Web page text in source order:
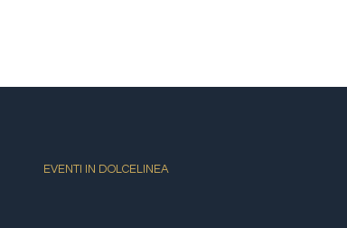
EVENTI IN DOLCELINEA